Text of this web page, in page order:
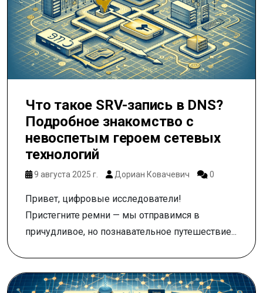
Что такое SRV-запись в DNS?
Подробное знакомство с
невоспетым героем сетевых
технологий
9 августа 2025 г. Дориан Ковачевич 0
Привет, цифровые исследователи!
Пристегните ремни — мы отправимся в
причудливое, но познавательное путешествие...